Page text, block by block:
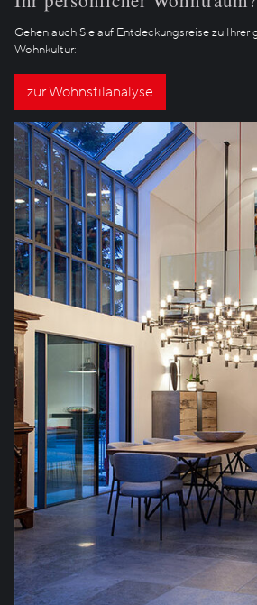
Gehen auch Sie auf Entdeckungsreise zu Ihrer
Wohnkultur:
zur Wohnstilanalyse